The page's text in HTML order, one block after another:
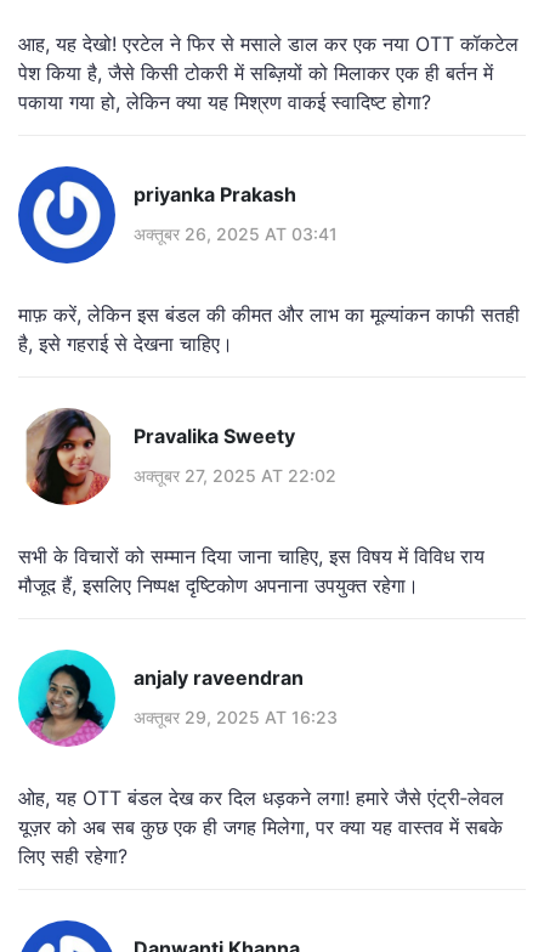
आह, यह देखो! एरटेल ने फिर से मसाले डाल कर एक नया OTT कॉकटेल
पेश किया है, जैसे किसी टोकरी में सब्ज़ियों को मिलाकर एक ही बर्तन में
पकाया गया हो, लेकिन क्या यह मिश्रण वाकई स्वादिष्ट होगा?
priyanka Prakash
अक्तूबर 26, 2025 AT 03:41
माफ़ करें, लेकिन इस बंडल की कीमत और लाभ का मूल्यांकन काफी सतही
है, इसे गहराई से देखना चाहिए।
Pravalika Sweety
अक्तूबर 27, 2025 AT 22:02
सभी के विचारों को सम्मान दिया जाना चाहिए, इस विषय में विविध राय
मौजूद हैं, इसलिए निष्पक्ष दृष्टिकोण अपनाना उपयुक्त रहेगा।
anjaly raveendran
अक्तूबर 29, 2025 AT 16:23
ओह, यह OTT बंडल देख कर दिल धड़कने लगा! हमारे जैसे एंट्री‑लेवल
यूज़र को अब सब कुछ एक ही जगह मिलेगा, पर क्या यह वास्तव में सबके
लिए सही रहेगा?